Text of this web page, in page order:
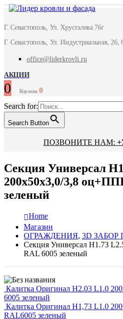
Г. Севастополь, Ул. Хрусталева 76г
Г. Севастополь, Ул. Индустриальная, 26,
office@liderkrovli.ru
АКЦИИ
0 Корзина 0
Search for:
Search Button
ПОЗВОНИТЕ НАМ:
Секция Универсал
200x50x3,0/3,8
зеленый
Home
Магазин
ОГРАЖДЕНИЯ, 3D ЗАБОР
Секция Универсал Н1.73
RAL 6005 зеленый
Калитка Оригинал H2.03 L1.0
6005 зеленый
Калитка Оригинал H1,73 L1.0
RAL6005 зеленый